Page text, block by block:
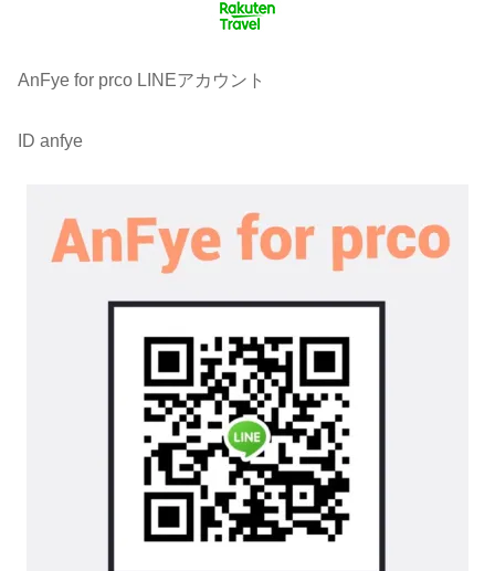
AnFye for prco LINEアカウント
ID anfye